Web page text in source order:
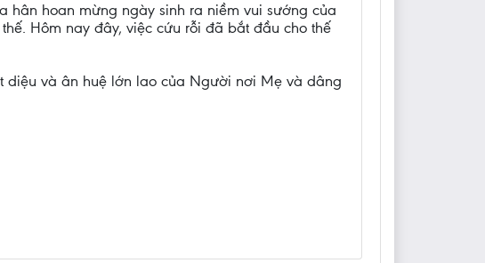
hân hoan mừng ngày sinh ra niềm vui sướng của
Hôm nay đây, việc cứu rỗi đã bắt đầu cho thế
diệu và ân huệ lớn lao của Người nơi Mẹ và dâng